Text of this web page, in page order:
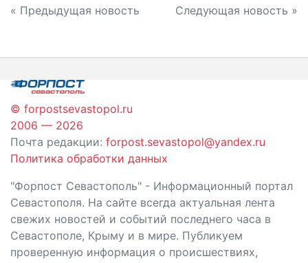
Навигация
записям
« Предыдущая новость Следующая новость »
© forpostsevastopol.ru
2006 — 2026
Почта редакции: forpost.sevastopol@yandex.ru
Политика обработки данных
"Форпост Севастополь" - Информационный портал
Севастополя. На сайте всегда актуальная лента
свежих новостей и событий последнего часа в
Севастополе, Крыму и в мире. Публикуем
проверенную информация о происшествиях,